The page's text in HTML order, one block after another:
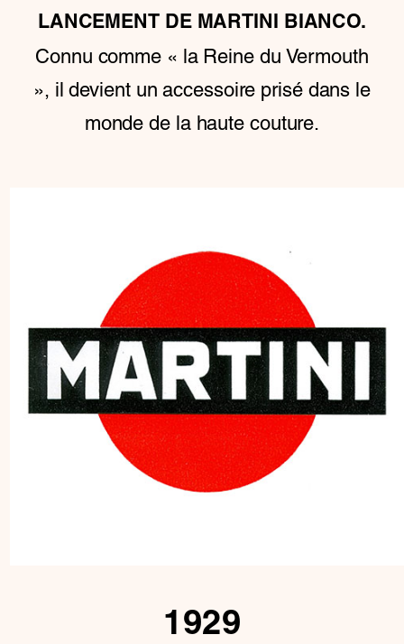
LANCEMENT DE MARTINI BIANCO.
Connu comme « la Reine du Vermouth
», il devient un accessoire prisé dans le
monde de la haute couture.
1929